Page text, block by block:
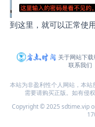
到这里，就可以正常使用
关于网站下载
联系我们
本站为非盈利性个人网站，本
需要请购买正版。如有侵
Copyright © 2025 sdtime.vip